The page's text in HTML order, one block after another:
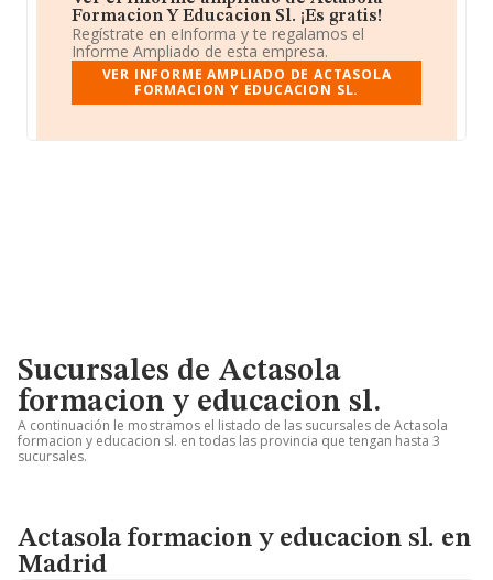
Formacion Y Educacion Sl. ¡Es gratis!
Regístrate en eInforma y te regalamos el
Informe Ampliado de esta empresa.
VER INFORME AMPLIADO DE ACTASOLA
FORMACION Y EDUCACION SL.
Sucursales de Actasola
formacion y educacion sl.
A continuación le mostramos el listado de las sucursales de Actasola
formacion y educacion sl. en todas las provincia que tengan hasta 3
sucursales.
Actasola formacion y educacion sl. en
Madrid